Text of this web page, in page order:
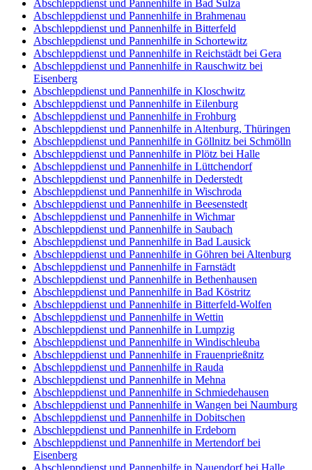
Abschleppdienst und Pannenhilfe in Bad Sulza
Abschleppdienst und Pannenhilfe in Brahmenau
Abschleppdienst und Pannenhilfe in Bitterfeld
Abschleppdienst und Pannenhilfe in Schortewitz
Abschleppdienst und Pannenhilfe in Reichstädt bei Gera
Abschleppdienst und Pannenhilfe in Rauschwitz bei
Eisenberg
Abschleppdienst und Pannenhilfe in Kloschwitz
Abschleppdienst und Pannenhilfe in Eilenburg
Abschleppdienst und Pannenhilfe in Frohburg
Abschleppdienst und Pannenhilfe in Altenburg, Thüringen
Abschleppdienst und Pannenhilfe in Göllnitz bei Schmölln
Abschleppdienst und Pannenhilfe in Plötz bei Halle
Abschleppdienst und Pannenhilfe in Lüttchendorf
Abschleppdienst und Pannenhilfe in Dederstedt
Abschleppdienst und Pannenhilfe in Wischroda
Abschleppdienst und Pannenhilfe in Beesenstedt
Abschleppdienst und Pannenhilfe in Wichmar
Abschleppdienst und Pannenhilfe in Saubach
Abschleppdienst und Pannenhilfe in Bad Lausick
Abschleppdienst und Pannenhilfe in Göhren bei Altenburg
Abschleppdienst und Pannenhilfe in Farnstädt
Abschleppdienst und Pannenhilfe in Bethenhausen
Abschleppdienst und Pannenhilfe in Bad Köstritz
Abschleppdienst und Pannenhilfe in Bitterfeld-Wolfen
Abschleppdienst und Pannenhilfe in Wettin
Abschleppdienst und Pannenhilfe in Lumpzig
Abschleppdienst und Pannenhilfe in Windischleuba
Abschleppdienst und Pannenhilfe in Frauenprießnitz
Abschleppdienst und Pannenhilfe in Rauda
Abschleppdienst und Pannenhilfe in Mehna
Abschleppdienst und Pannenhilfe in Schmiedehausen
Abschleppdienst und Pannenhilfe in Wangen bei Naumburg
Abschleppdienst und Pannenhilfe in Dobitschen
Abschleppdienst und Pannenhilfe in Erdeborn
Abschleppdienst und Pannenhilfe in Mertendorf bei
Eisenberg